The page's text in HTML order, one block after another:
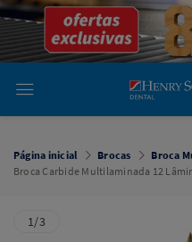
emDental
Cremer -
Henry Schein
Laboratório
Laboratório
Cremer -
Henry Schein
Página inicial Brocas
Broca
Broca Carbide Multilaminada 12
1/3